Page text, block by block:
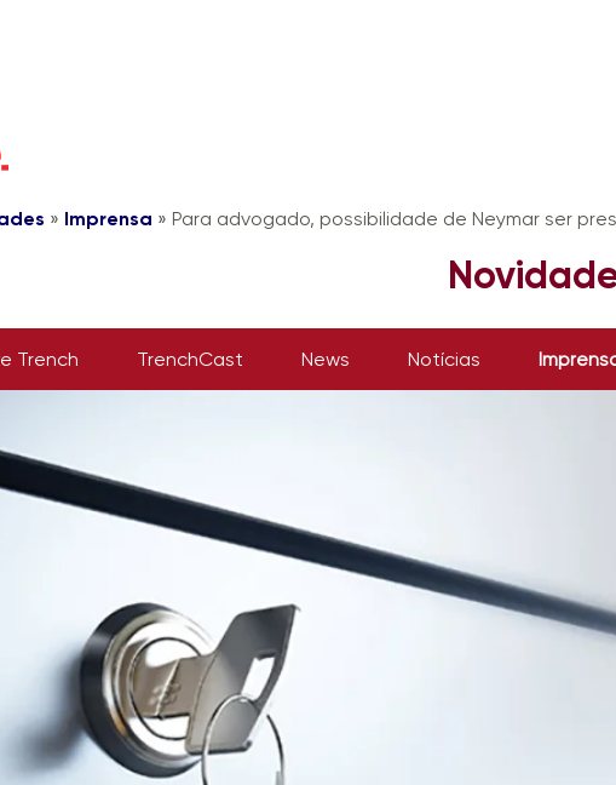
» Imprensa » Para advogado, possibilidade de Neymar ser
Trench TrenchCast News Notícias